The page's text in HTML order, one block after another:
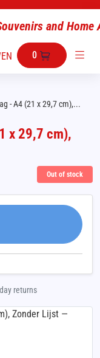
EN 0
- A4 (21 x 29,7 cm),...
x 29,7 cm),
Out of stock
returns